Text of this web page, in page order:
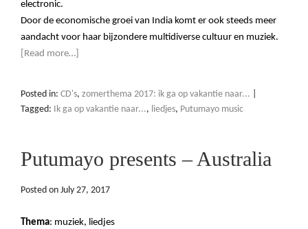
electronic.
Door de economische groei van India komt er ook steeds meer
aandacht voor haar bijzondere multidiverse cultuur en muziek.
[Read more…]
Posted in: CD's, zomerthema 2017: ik ga op vakantie naar...
Tagged: Ik ga op vakantie naar..., liedjes, Putumayo music
Putumayo presents – Australia
Posted on July 27, 2017
Thema: muziek, liedjes